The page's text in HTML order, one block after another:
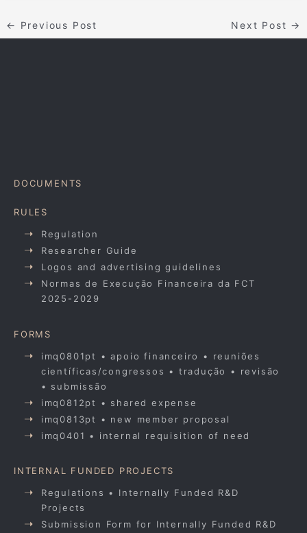
← Previous Post Next Post →
DOCUMENTS
RULES
Regulation
Researcher Guide
Logos and advertising guidelines
Normas de Execução Financeira da FCT
2025-2029
FORMS
imq0801pt • apoio financeiro • reuniões
científicas/congressos • tradução • revisão
• submissão
imq0812pt • shared expense
imq0813pt • new member proposal
imq0401 • internal requisition of need
INTERNAL FUNDED PROJECTS
Regulations • Internally Funded R&D
Projects
Submission Form for Internally Funded R&D